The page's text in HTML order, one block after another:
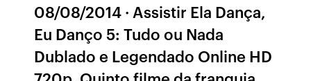
08/08/2014 · Assistir Ela Dança,
Eu Danço 5: Tudo ou Nada
Dublado e Legendado Online HD